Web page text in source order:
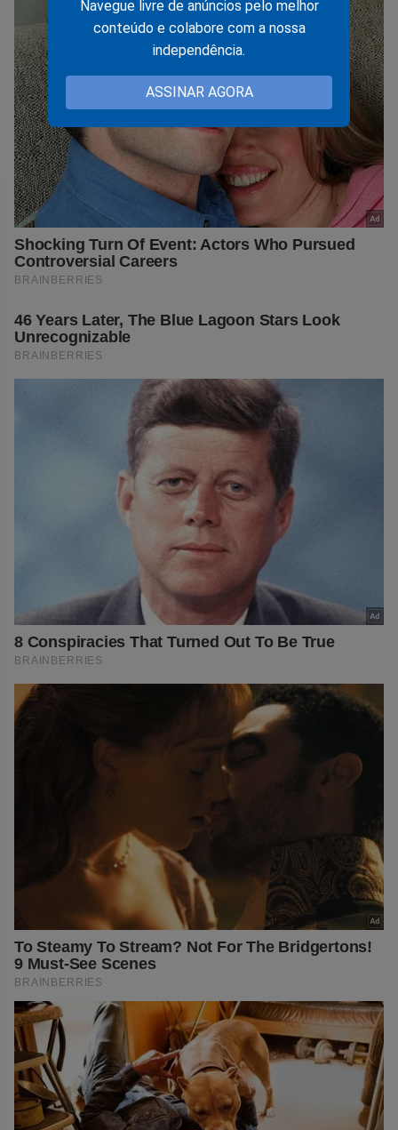
Navegue livre de anúncios pelo melhor
conteúdo e colabore com a nossa
independência.
ASSINAR AGORA